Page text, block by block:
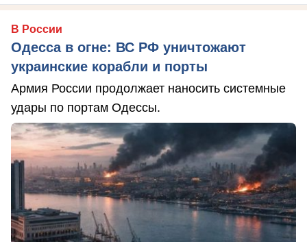
В России
Одесса в огне: ВС РФ уничтожают
украинские корабли и порты
Армия России продолжает наносить системные
удары по портам Одессы.